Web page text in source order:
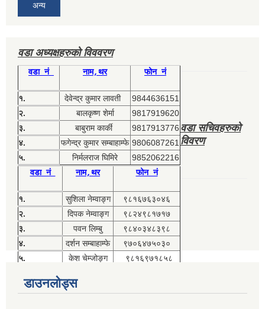
अन्य
वडा अध्यक्षहरुको विववरण
वडा नं नाम,थर फोन नं
१. देवेन्द्र कुमार लावती
9844636151
२.
बालकृष्ण शेर्मा
9817919620
३.
बाबुराम कार्की
9817913776
४.
फगेन्द्र कुमार सम्बाहाम्फे 9806087261
५.
निर्मलराज घिमिरे 9852062216
वडा सचिवहरुको
विवरण
वडा नं नाम,थर फोन नं
१. सुशिला नेम्वाङ्ग
९८१६७६३०४६
२.
दिपक नेम्वाङ्ग
९८२४९८१७१७
३.
पवन लिम्बु
९८४०३४८३९८
४.
दर्शन सम्बाहाम्फे
९७०६४७५०३०
५.
केश चेम्जोङ्ग ९८१६९७१८५८
डाउनलोड्स